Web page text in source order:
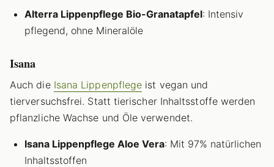
Alterra Lippenpflege Bio-Granatapfel: Intensiv
pflegend, ohne Mineralöle
Isana
Auch die Isana Lippenpflege ist vegan und
tierversuchsfrei. Statt tierischer Inhaltsstoffe werden
pflanzliche Wachse und Öle verwendet.
Isana Lippenpflege Aloe Vera: Mit 97% natürlichen
Inhaltsstoffen